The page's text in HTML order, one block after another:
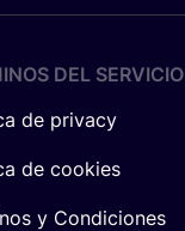
DEL SERVICIO
de privacy
de cookies
y Condiciones